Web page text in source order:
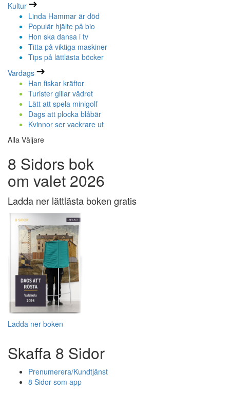
Kultur
Linda Hammar är död
Populär hjälte på bio
Hon ska dansa i tv
Titta på viktiga maskiner
Tips på lättlästa böcker
Vardags
Han fiskar kräftor
Turister gillar vädret
Lätt att spela minigolf
Dags att plocka blåbär
Kvinnor ser vackrare ut
Alla Väljare
8 Sidors bok
om valet 2026
Ladda ner lättlästa boken gratis
Ladda ner boken
Skaffa 8 Sidor
Prenumerera/Kundtjänst
8 Sidor som app